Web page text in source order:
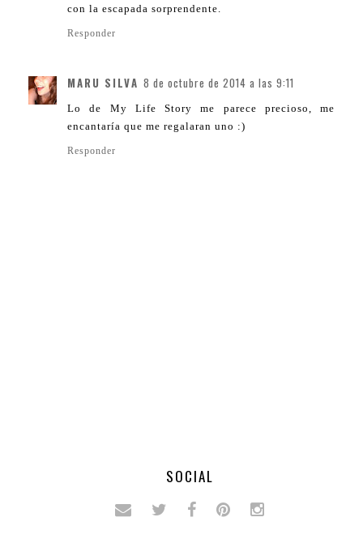
con la escapada sorprendente.
Responder
MARU SILVA 8 de octubre de 2014 a las 9:11
Lo de My Life Story me parece precioso, me
encantaría que me regalaran uno :)
Responder
SOCIAL